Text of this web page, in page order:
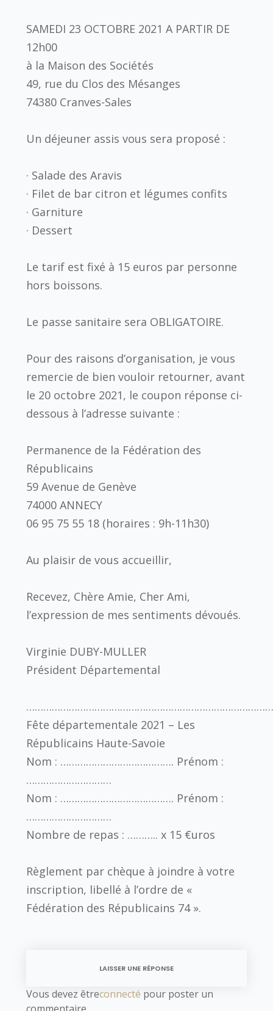
SAMEDI 23 OCTOBRE 2021 A PARTIR DE
12h00
à la Maison des Sociétés
49, rue du Clos des Mésanges
74380 Cranves-Sales
Un déjeuner assis vous sera proposé :
· Salade des Aravis
· Filet de bar citron et légumes confits
· Garniture
· Dessert
Le tarif est fixé à 15 euros par personne
hors boissons.
Le passe sanitaire sera OBLIGATOIRE.
Pour des raisons d’organisation, je vous
remercie de bien vouloir retourner, avant
le 20 octobre 2021, le coupon réponse ci-
dessous à l’adresse suivante :
Permanence de la Fédération des
Républicains
59 Avenue de Genève
74000 ANNECY
06 95 75 55 18 (horaires : 9h-11h30)
Au plaisir de vous accueillir,
Recevez, Chère Amie, Cher Ami,
l’expression de mes sentiments dévoués.
Virginie DUBY-MULLER
Président Départemental
Fête départementale 2021 – Les
Républicains Haute-Savoie
Nom : …………………………………. Prénom :
…………………………
Nom : …………………………………. Prénom :
…………………………
Nombre de repas : ……….. x 15 €uros
Règlement par chèque à joindre à votre
inscription, libellé à l’ordre de «
Fédération des Républicains 74 ».
LAISSER UNE RÉPONSE
Vous devez êtreconnecté pour poster un